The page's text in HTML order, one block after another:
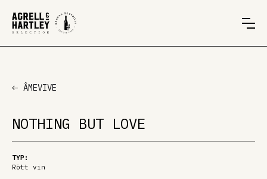
ÂMEVIVE
NOTHING BUT LOVE
TYP:
Rött vin